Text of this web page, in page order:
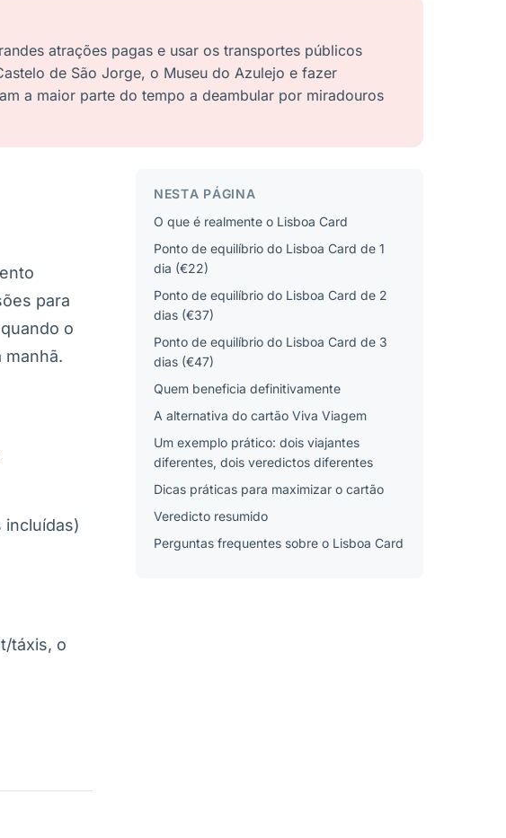
atrações pagas e usar os transportes públicos
de São Jorge, o Museu do Azulejo e fazer
a maior parte do tempo a deambular por miradouros
para
o
incluídas)
táxis, o
NESTA PÁGINA
O que é realmente o Lisboa Card
Ponto de equilíbrio do Lisboa Card de 1
dia (€22)
Ponto de equilíbrio do Lisboa Card de 2
dias (€37)
Ponto de equilíbrio do Lisboa Card de 3
dias (€47)
Quem beneficia definitivamente
A alternativa do cartão Viva Viagem
Um exemplo prático: dois viajantes
diferentes, dois veredictos diferentes
Dicas práticas para maximizar o cartão
Veredicto resumido
Perguntas frequentes sobre o Lisboa Card